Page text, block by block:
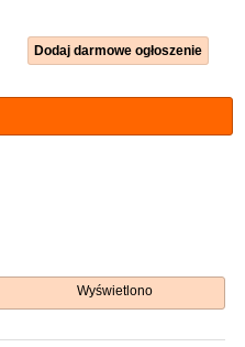
Dodaj darmowe ogłoszenie
Wyświetlono